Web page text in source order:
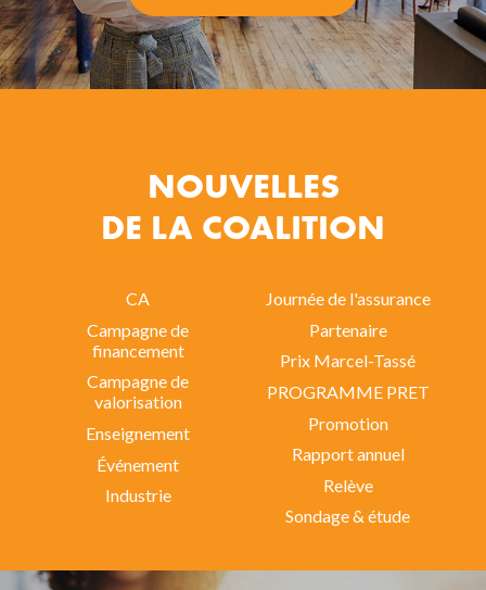
NOUVELLES
DE LA COALITION
CA
Campagne de
financement
Campagne de
valorisation
Enseignement
Événement
Industrie
Journée de l'assurance
Partenaire
Prix Marcel-Tassé
PROGRAMME PRET
Promotion
Rapport annuel
Relève
Sondage & étude